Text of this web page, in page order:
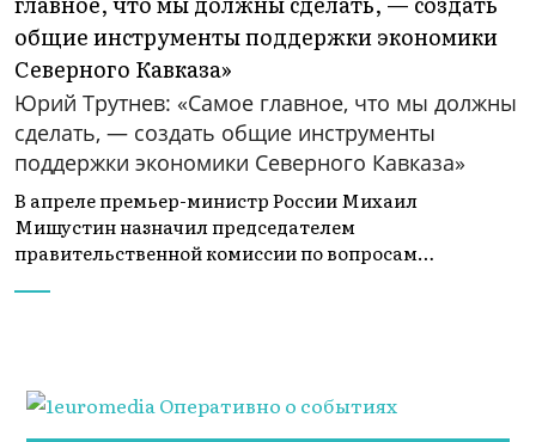
Юрий Трутнев: «Самое главное, что мы должны
сделать, — создать общие инструменты
поддержки экономики Северного Кавказа»
В апреле премьер-министр России Михаил
Мишустин назначил председателем
правительственной комиссии по вопросам…